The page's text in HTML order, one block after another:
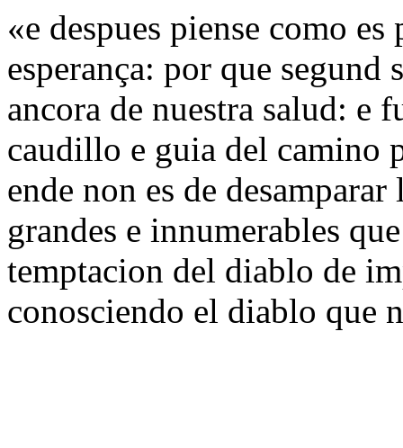
«e despues piense como es
esperança: por que segund
ancora de nuestra salud: e
caudillo e guia del camino
ende non es de
grandes e innumerables
temptacion del diablo de
conosciendo el diablo que